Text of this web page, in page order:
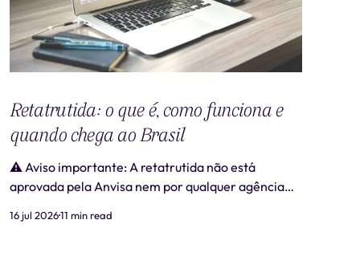
Retatrutida: o que é, como funciona e
quando chega ao Brasil
⚠️ Aviso importante: A retatrutida não está
aprovada pela Anvisa nem por qualquer agência
como "retatrutida" fora de estudos clínicos
16 jul 202611 min read